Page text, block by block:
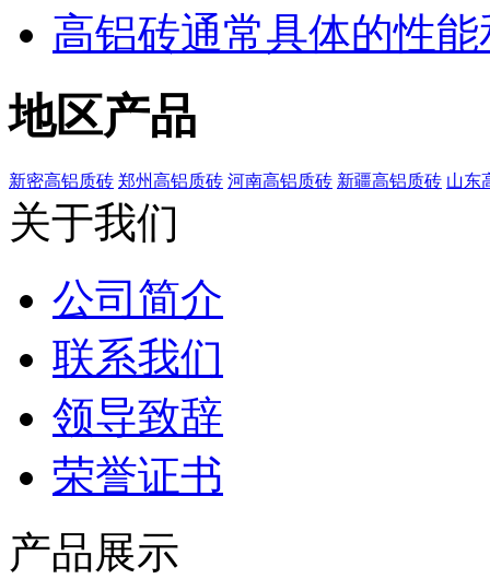
高铝砖通常具体的性
地区产品
新密高铝质砖 郑州高铝质砖 河南高铝质砖 新疆高铝质砖 山东
关于我们
公司简介
联系我们
领导致辞
荣誉证书
产品展示